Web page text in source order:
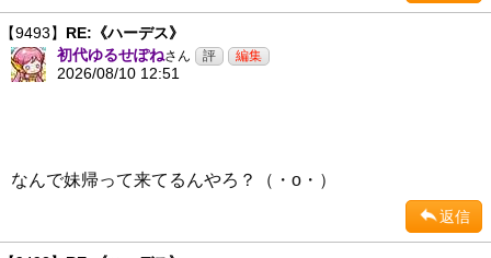
【9493】 RE:《ハーデス》
初代ゆるせぽねさん
2026/08/10 12:51
なんで妹帰って来てるんやろ？（・ο・）
返信